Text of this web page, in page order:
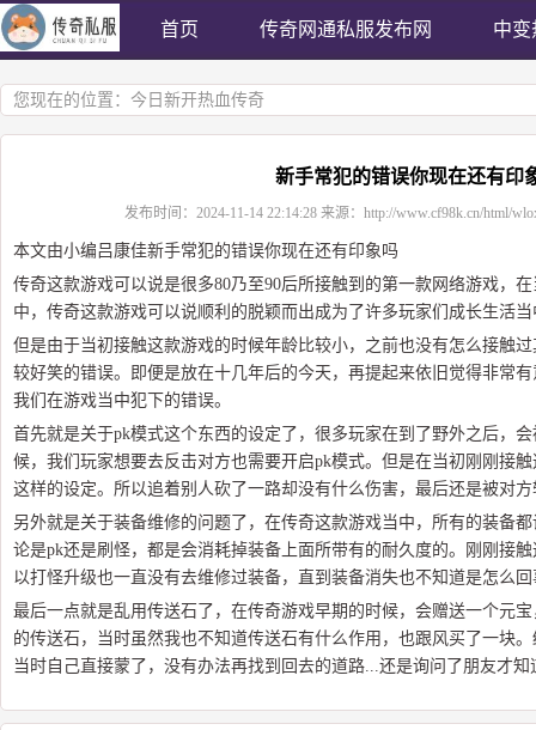
首页 传奇网通私服发布网 中变
您现在的位置： 今日新开热血传奇
新手常犯的错误你现在还有印
发布时间： 2024-11-14 22:14:28 来源： http://www.cf98k.cn/html/
本文由小编吕康佳新手常犯的错误你现在还有印象吗
传奇这款游戏可以说是很多80乃至90后所接触到的第一款网络游戏，
中，传奇这款游戏可以说顺利的脱颖而出成为了许多玩家们成长生活
但是由于当初接触这款游戏的时候年龄比较小，之前也没有怎么接触
较好笑的错误。即便是放在十几年后的今天，再提起来依旧觉得非常
我们在游戏当中犯下的错误。
首先就是关于pk模式这个东西的设定了，很多玩家在到了野外之后，
候，我们玩家想要去反击对方也需要开启pk模式。但是在当初刚刚接
这样的设定。所以追着别人砍了一路却没有什么伤害，最后还是被对
另外就是关于装备维修的问题了，在传奇这款游戏当中，所有的装备
论是pk还是刷怪，都是会消耗掉装备上面所带有的耐久度的。刚刚接
以打怪升级也一直没有去维修过装备，直到装备消失也不知道是怎么回
最后一点就是乱用传送石了，在传奇游戏早期的时候，会赠送一个元
的传送石，当时虽然我也不知道传送石有什么作用，也跟风买了一块
当时自己直接蒙了，没有办法再找到回去的道路...还是询问了朋友才知